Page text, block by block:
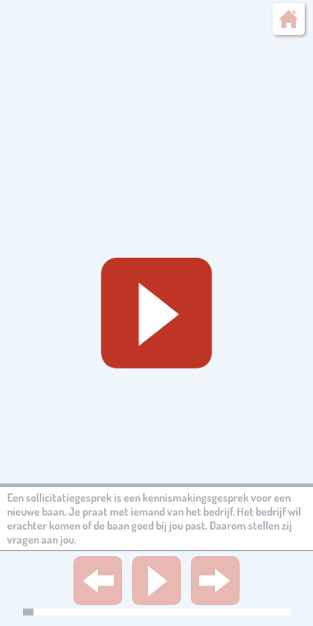
Een sollicitatiegesprek is een kennismakingsgesprek voor een
nieuwe baan. Je praat met iemand van het bedrijf. Het bedrijf wil
erachter komen of de baan goed bij jou past. Daarom stellen zij
vragen aan jou.